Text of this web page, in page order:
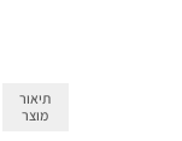
תיאור
מוצר